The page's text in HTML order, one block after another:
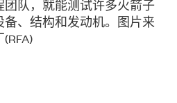
队，就能测试许多火箭子
、结构和发动机。图片来